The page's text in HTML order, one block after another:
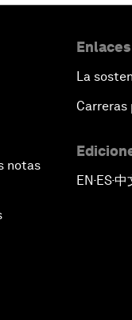
notas
La
Carreras
EN▪ES▪中